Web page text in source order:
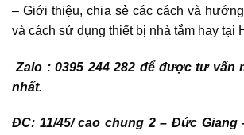
– Giới thiệu, chia sẻ các cách và
và cách sử dụng thiết bị nhà tắm hay tại
Zalo : 0395 244 282 để được tư vấn
nhất.
ĐC: 11/45/ cao chung 2 – Đức Giang